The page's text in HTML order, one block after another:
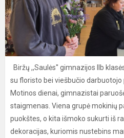
Biržų ,,Saulės'' gimnazijos IIb
su floristo bei viešbučio
Motinos dienai, gimnazistai
staigmenas. Viena grupė mokinių
puokštes, o kita išmoko sukurti iš
dekoracijas, kuriomis nustebins